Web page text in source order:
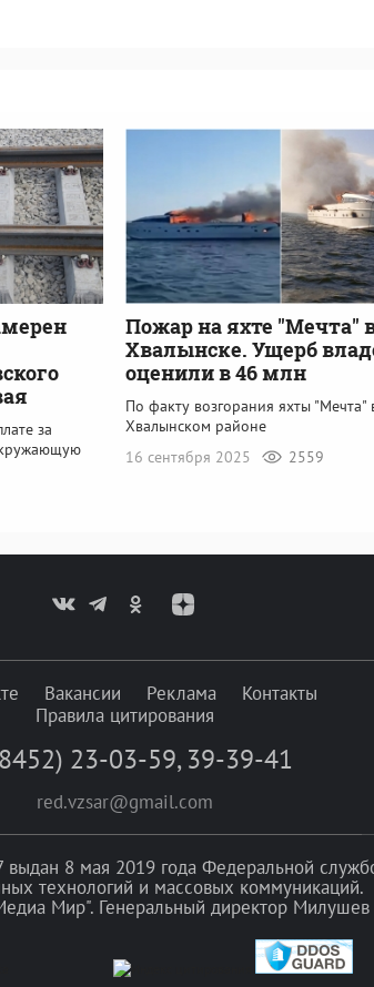
за
Пожар на яхте "Мечта"
Хвалынске. Ущерб
оценили в 46 млн
По факту возгорания яхты "Мечта"
Хвалынском районе
16 сентября 2025
2559
Вакансии Реклама
Контакты
Правила цитирования
23-03-59, 39-39-41
red.vzsar@gmail.com
8 мая 2019 года Федеральной
технологий и массовых коммуникаций.
Мир". Генеральный директор